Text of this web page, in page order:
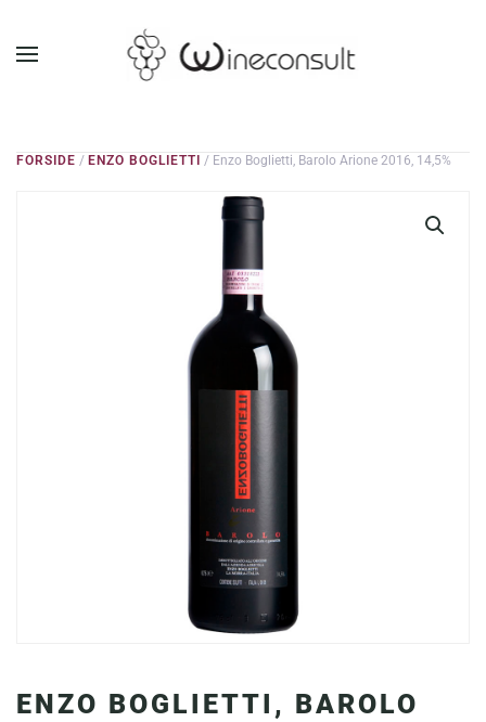
GÅ TIL HOVEDINDHOLD
FORSIDE / ENZO BOGLIETTI / Enzo Boglietti, Barolo Arione 2016, 14,5%
ENZO BOGLIETTI, BAROLO